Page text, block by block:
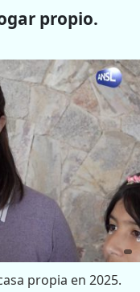
propio.
propia en 2025.